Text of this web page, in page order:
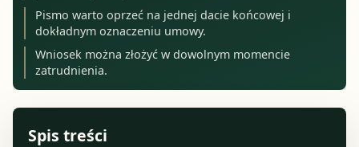
Pismo warto oprzeć na jednej dacie końcowej i
dokładnym oznaczeniu umowy.
Wniosek można złożyć w dowolnym momencie
zatrudnienia.
Spis treści